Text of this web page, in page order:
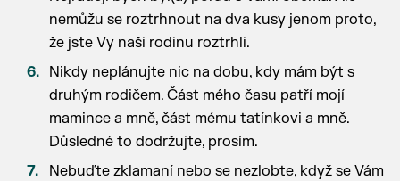
nemůžu se roztrhnout na dva kusy jenom proto,
že jste Vy naši rodinu roztrhli.
Nikdy neplánujte nic na dobu, kdy mám být s
druhým rodičem. Část mého času patří mojí
mamince a mně, část mému tatínkovi a mně.
Důsledné to dodržujte, prosím.
Nebuďte zklamaní nebo se nezlobte, když se Vám